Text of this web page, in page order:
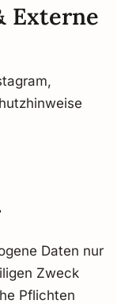
Externe
Daten nur
Zweck
Pflichten